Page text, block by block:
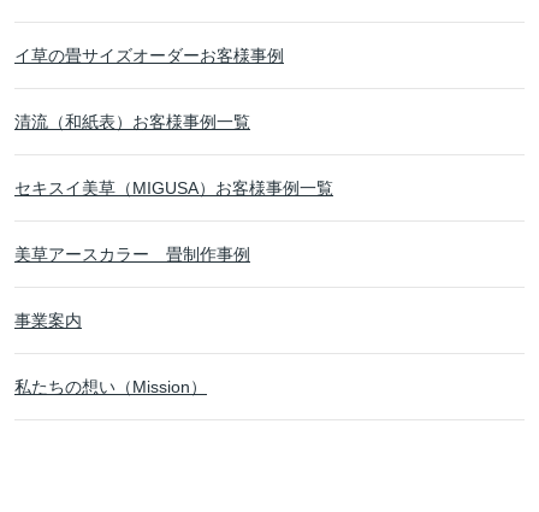
イ草の畳サイズオーダーお客様事例
清流（和紙表）お客様事例一覧
セキスイ美草（MIGUSA）お客様事例一覧
美草アースカラー 畳制作事例
事業案内
私たちの想い（Mission）